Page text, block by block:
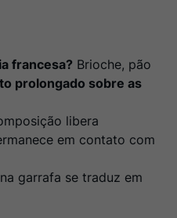
francesa? Brioche, pão
prolongado sobre as
libera
em contato com
garrafa se traduz em